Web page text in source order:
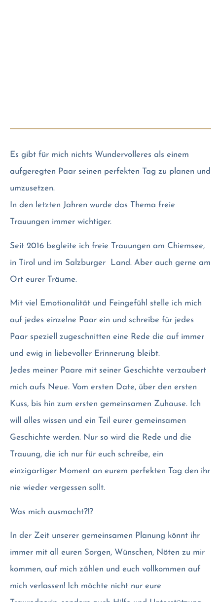
Es gibt für mich nichts Wundervolleres als einem
aufgeregten Paar seinen perfekten Tag zu planen und
umzusetzen.
In den letzten Jahren wurde das Thema freie
Trauungen immer wichtiger.
Seit 2016 begleite ich freie Trauungen am Chiemsee,
in Tirol und im Salzburger Land. Aber auch gerne am
Ort eurer Träume.
Mit viel Emotionalität und Feingefühl stelle ich mich
auf jedes einzelne Paar ein und schreibe für jedes
Paar speziell zugeschnitten eine Rede die auf immer
und ewig in liebevoller Erinnerung bleibt.
Jedes meiner Paare mit seiner Geschichte verzaubert
mich aufs Neue. Vom ersten Date, über den ersten
Kuss, bis hin zum ersten gemeinsamen Zuhause. Ich
will alles wissen und ein Teil eurer gemeinsamen
Geschichte werden. Nur so wird die Rede und die
Trauung, die ich nur für euch schreibe, ein
einzigartiger Moment an eurem perfekten Tag den ihr
nie wieder vergessen sollt.
Was mich ausmacht?!?
In der Zeit unserer gemeinsamen Planung könnt ihr
immer mit all euren Sorgen, Wünschen, Nöten zu mir
kommen, auf mich zählen und euch vollkommen auf
mich verlassen! Ich möchte nicht nur eure